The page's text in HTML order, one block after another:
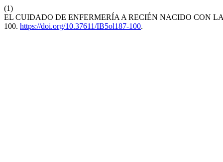
(1)
EL CUIDADO DE ENFERMERÍA A RECIÉN NACIDO CON
100. https://doi.org/10.37611/IB5ol187-100.